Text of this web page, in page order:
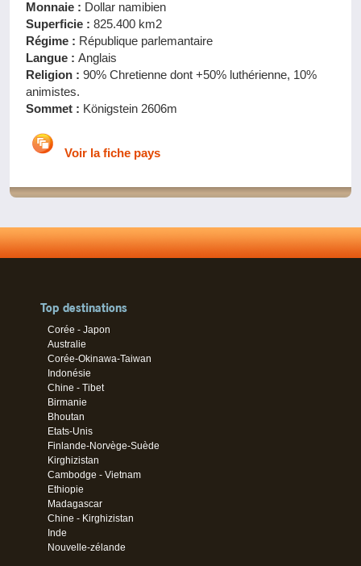
Monnaie : Dollar namibien
Superficie : 825.400 km2
Régime : République parlemantaire
Langue :Anglais
Religion : 90% Chretienne dont +50% luthérienne, 10%
animistes.
Sommet : Königstein 2606m
Voir la fiche pays
Top destinations
Corée - Japon
Australie
Corée-Okinawa-Taiwan
Indonésie
Chine - Tibet
Birmanie
Bhoutan
Etats-Unis
Finlande-Norvège-Suède
Kirghizistan
Cambodge - Vietnam
Ethiopie
Madagascar
Chine - Kirghizistan
Inde
Nouvelle-zélande